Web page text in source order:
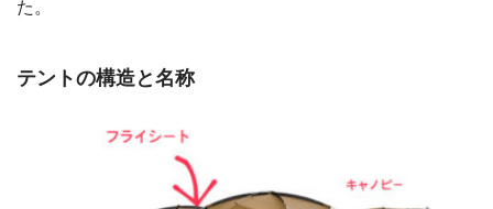
た。
テントの構造と名称